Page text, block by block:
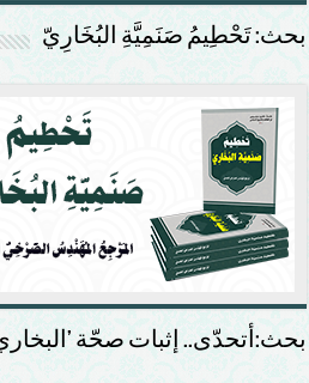
بحث: تَحْطِيمُ صَنَمِيَّةِ البُخَارِيّ
بحث:أتحدّى.. إثبات صحّة